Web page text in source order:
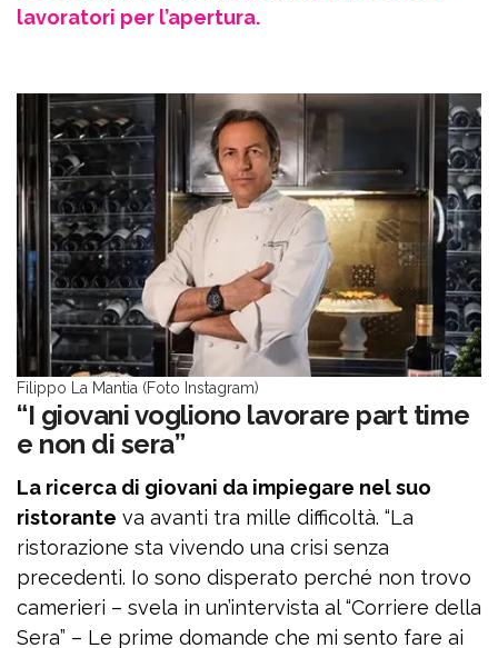
lavoratori per l’apertura.
Filippo La Mantia (Foto Instagram)
“I giovani vogliono lavorare part time
e non di sera”
La ricerca di giovani da impiegare nel suo
ristorante va avanti tra mille difficoltà. “La
ristorazione sta vivendo una crisi senza
precedenti. Io sono disperato perché non trovo
camerieri – svela in un’intervista al “Corriere della
Sera” – Le prime domande che mi sento fare ai